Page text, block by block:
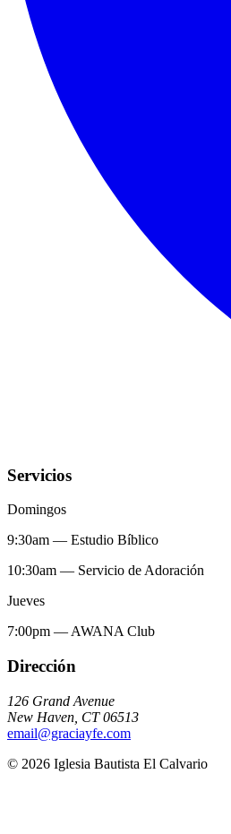
Servicios
Domingos
9:30am — Estudio Bíblico
10:30am — Servicio de Adoración
Jueves
7:00pm — AWANA Club
Dirección
126 Grand Avenue
New Haven CT 06513
email@graciayfe.com
© 2026 Iglesia Bautista El Calvario